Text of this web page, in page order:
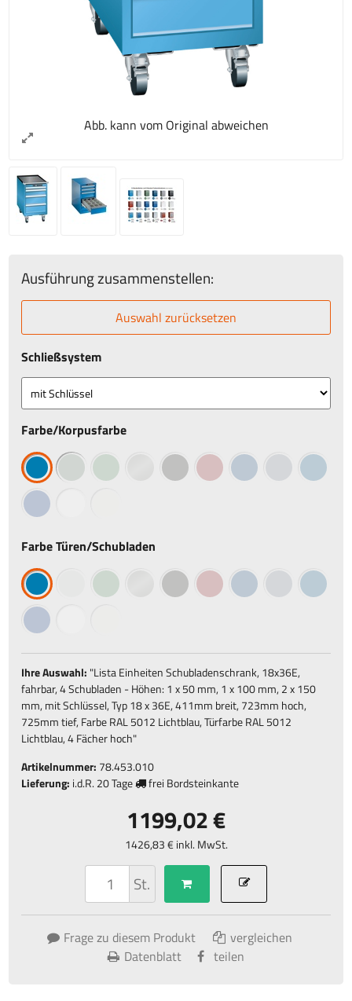
Abb. kann vom Original abweichen
Ausführung zusammenstellen:
Auswahl zurücksetzen
Schließsystem
Farbe/Korpusfarbe
Farbe Türen/Schubladen
Ihre Auswahl: "Lista Einheiten Schubladenschrank, 18x36E,
fahrbar, 4 Schubladen - Höhen: 1 x 50 mm, 1 x 100 mm, 2 x 150
mm, mit Schlüssel, Typ 18 x 36E, 411mm breit, 723mm hoch,
725mm tief, Farbe RAL 5012 Lichtblau, Türfarbe RAL 5012
Lichtblau, 4 Fächer hoch"
Artikelnummer: 78.453.010
Lieferung: i.d.R. 20 Tage frei Bordsteinkante
1199,02 €
1426,83 € inkl. MwSt.
St.
Frage zu diesem Produkt
vergleichen
Datenblatt
teilen